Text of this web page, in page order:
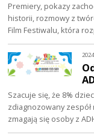
Premiery, pokazy
historii, rozmowy z
Film Festiwalu, która
Szacuje się, że 8%
zdiagnozowany
zmagają się osoby z